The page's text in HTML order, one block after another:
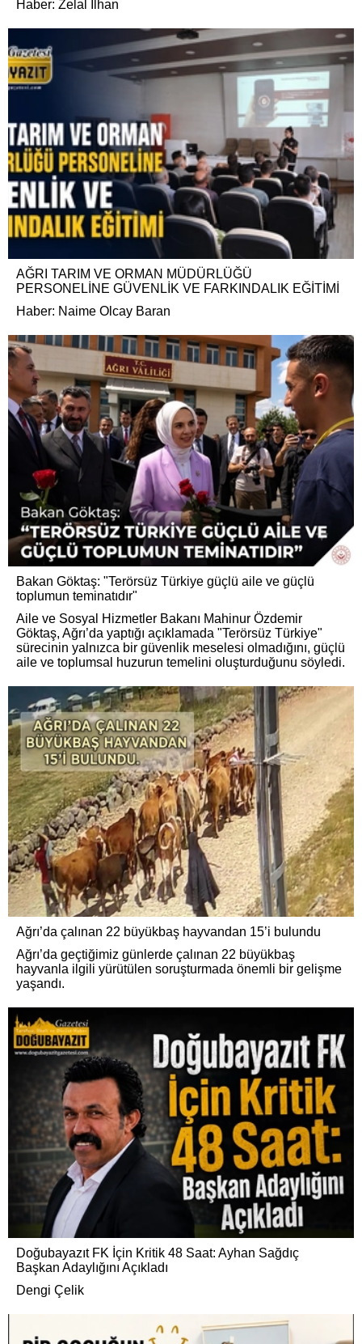
Haber: Zelal İlhan
AĞRI TARIM VE ORMAN MÜDÜRLÜĞÜ
PERSONELİNE GÜVENLİK VE FARKINDALIK EĞİTİMİ
Haber: Naime Olcay Baran
Bakan Göktaş: "Terörsüz Türkiye güçlü aile ve güçlü
toplumun teminatıdır"
Aile ve Sosyal Hizmetler Bakanı Mahinur Özdemir
Göktaş, Ağrı’da yaptığı açıklamada "Terörsüz Türkiye"
sürecinin yalnızca bir güvenlik meselesi olmadığını, güçlü
aile ve toplumsal huzurun temelini oluşturduğunu söyledi.
Ağrı’da çalınan 22 büyükbaş hayvandan 15’i bulundu
Ağrı’da geçtiğimiz günlerde çalınan 22 büyükbaş
hayvanla ilgili yürütülen soruşturmada önemli bir gelişme
yaşandı.
Doğubayazıt FK İçin Kritik 48 Saat: Ayhan Sağdıç
Başkan Adaylığını Açıkladı
Dengi Çelik